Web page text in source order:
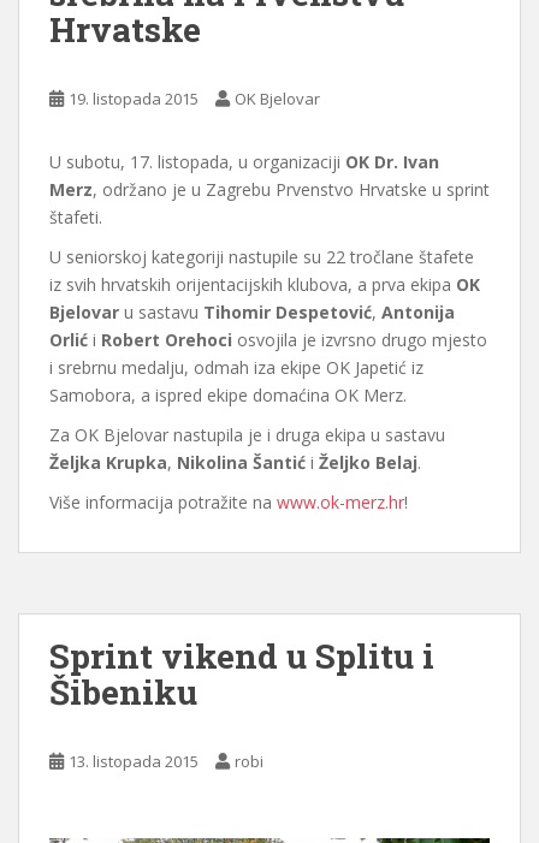
Hrvatske
19. listopada 2015 OK Bjelovar
U subotu, 17. listopada, u organizaciji OK Dr. Ivan
Merz, održano je u Zagrebu Prvenstvo Hrvatske u sprint
štafeti.
U seniorskoj kategoriji nastupile su 22 tročlane štafete
iz svih hrvatskih orijentacijskih klubova, a prva ekipa OK
Bjelovar u sastavu Tihomir Despetović, Antonija
Orlić i Robert Orehoci osvojila je izvrsno drugo mjesto
i srebrnu medalju, odmah iza ekipe OK Japetić iz
Samobora, a ispred ekipe domaćina OK Merz.
Za OK Bjelovar nastupila je i druga ekipa u sastavu
Željka Krupka, Nikolina Šantić i Željko Belaj.
Više informacija potražite na www.ok-merz.hr!
Sprint vikend u Splitu i
Šibeniku
13. listopada 2015 robi